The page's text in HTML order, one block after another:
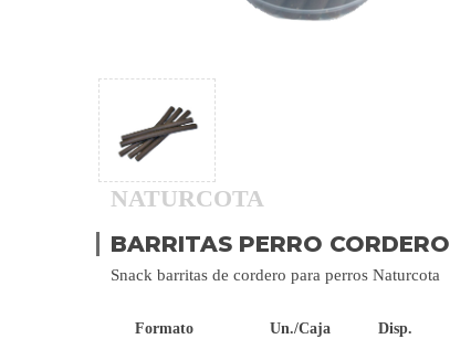
NATURCOTA
BARRITAS PERRO CORDERO
Snack barritas de cordero para perros Naturcota
Formato Un./Caja Disp.